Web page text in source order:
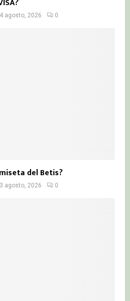
4 agosto, 2026 0
del Betis?
3 agosto, 2026 0